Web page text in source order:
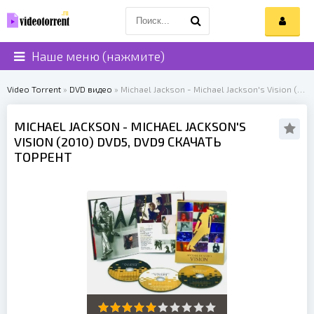
Наше меню (нажмите)
Video Torrent » DVD видео » Michael Jackson - Michael Jackson's Vision (2010)
MICHAEL JACKSON - MICHAEL JACKSON'S
VISION (2010) DVD5, DVD9 СКАЧАТЬ
ТОРРЕНТ